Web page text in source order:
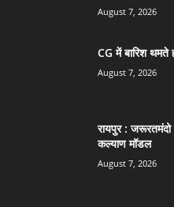
August 7, 2026
CG में बारिश थमते
August 7, 2026
रायपुर : जरूरतमंदो
कल्याण मॉडल
August 7, 2026